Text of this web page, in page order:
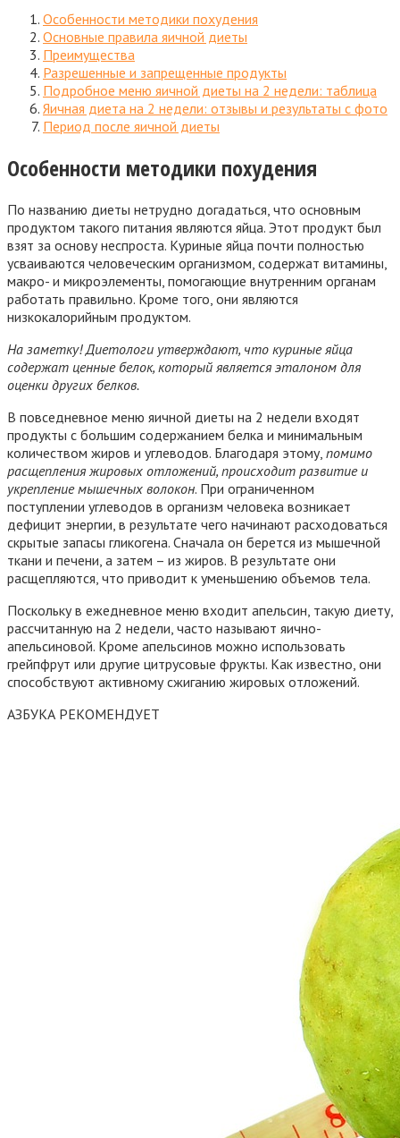
Особенности методики похудения
Основные правила яичной диеты
Преимущества
Разрешенные и запрещенные продукты
Подробное меню яичной диеты на 2 недели: таблица
Яичная диета на 2 недели: отзывы и результаты с фото
Период после яичной диеты
Особенности методики похудения
По названию диеты нетрудно догадаться, что основным
продуктом такого питания являются яйца. Этот продукт был
взят за основу неспроста. Куриные яйца почти полностью
усваиваются человеческим организмом, содержат витамины,
макро- и микроэлементы, помогающие внутренним органам
работать правильно. Кроме того, они являются
низкокалорийным продуктом.
На заметку! Диетологи утверждают, что куриные яйца
содержат ценные белок, который является эталоном для
оценки других белков.
В повседневное меню яичной диеты на 2 недели входят
продукты с большим содержанием белка и минимальным
количеством жиров и углеводов. Благодаря этому, помимо
расщепления жировых отложений, происходит развитие и
укрепление мышечных волокон. При ограниченном
поступлении углеводов в организм человека возникает
дефицит энергии, в результате чего начинают расходоваться
скрытые запасы гликогена. Сначала он берется из мышечной
ткани и печени, а затем – из жиров. В результате они
расщепляются, что приводит к уменьшению объемов тела.
Поскольку в ежедневное меню входит апельсин, такую диету,
рассчитанную на 2 недели, часто называют яично-
апельсиновой. Кроме апельсинов можно использовать
грейпфрут или другие цитрусовые фрукты. Как известно, они
способствуют активному сжиганию жировых отложений.
АЗБУКА РЕКОМЕНДУЕТ